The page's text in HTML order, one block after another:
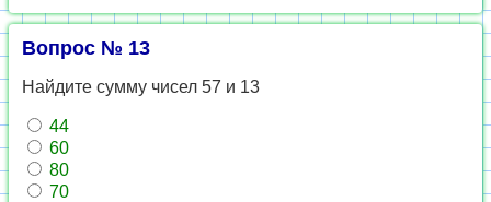
Вопрос № 13
Найдите сумму чисел 57 и 13
44
60
80
70